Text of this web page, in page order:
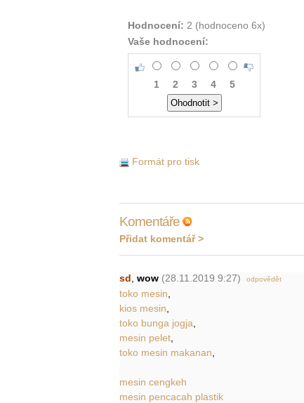
Hodnocení: 2 (hodnoceno 6x)
Vaše hodnocení:
1 2 3 4 5
Formát pro tisk
Komentáře
Přidat komentář >
sd wow (28.11.2019 9:27) odpovědět
toko mesin
kios mesin
toko bunga jogja
mesin pelet
toko mesin makanan
mesin cengkeh
mesin pencacah plastik